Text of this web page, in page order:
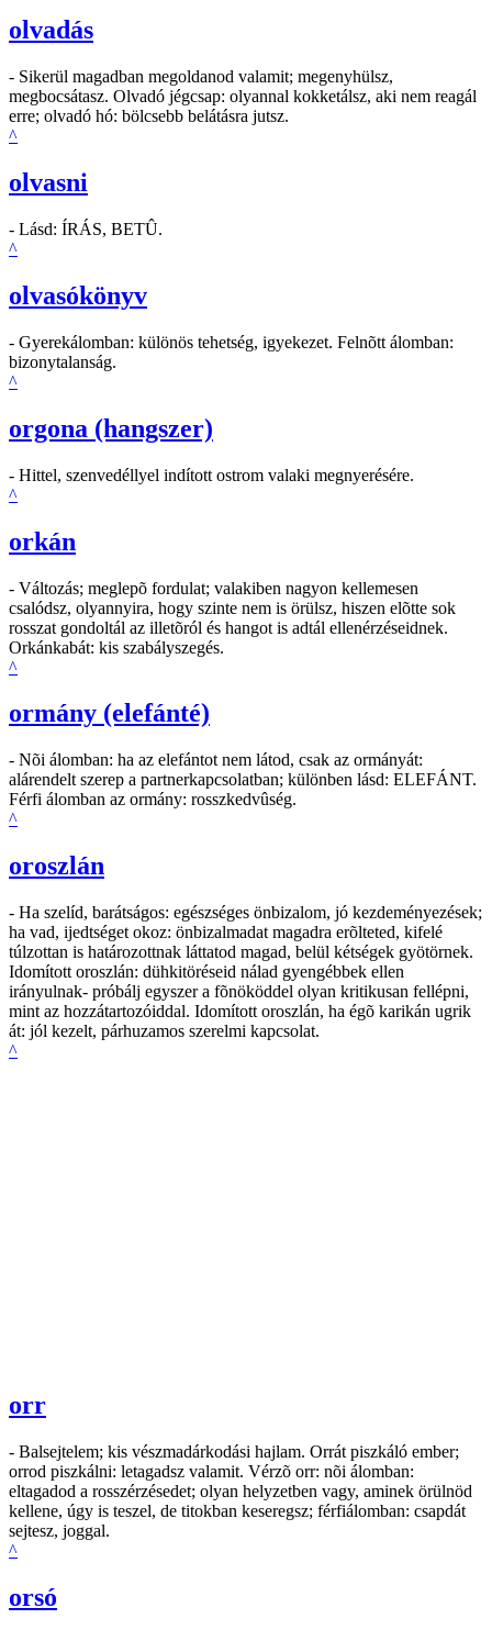
olvadás
- Sikerül magadban megoldanod valamit; megenyhülsz,
megbocsátasz. Olvadó jégcsap: olyannal kokketálsz, aki nem reagál
erre; olvadó hó: bölcsebb belátásra jutsz.
^
olvasni
- Lásd: ÍRÁS, BETÛ.
^
olvasókönyv
- Gyerekálomban: különös tehetség, igyekezet. Felnõtt álomban:
bizonytalanság.
^
orgona (hangszer)
- Hittel, szenvedéllyel indított ostrom valaki megnyerésére.
^
orkán
- Változás; meglepõ fordulat; valakiben nagyon kellemesen
csalódsz, olyannyira, hogy szinte nem is örülsz, hiszen elõtte sok
rosszat gondoltál az illetõról és hangot is adtál ellenérzéseidnek.
Orkánkabát: kis szabályszegés.
^
ormány (elefánté)
- Nõi álomban: ha az elefántot nem látod, csak az ormányát:
alárendelt szerep a partnerkapcsolatban; különben lásd: ELEFÁNT.
Férfi álomban az ormány: rosszkedvûség.
^
oroszlán
- Ha szelíd, barátságos: egészséges önbizalom, jó kezdeményezések;
ha vad, ijedtséget okoz: önbizalmadat magadra erõlteted, kifelé
túlzottan is határozottnak láttatod magad, belül kétségek gyötörnek.
Idomított oroszlán: dühkitöréseid nálad gyengébbek ellen
irányulnak- próbálj egyszer a fõnököddel olyan kritikusan fellépni,
mint az hozzátartozóiddal. Idomított oroszlán, ha égõ karikán ugrik
át: jól kezelt, párhuzamos szerelmi kapcsolat.
^
orr
- Balsejtelem; kis vészmadárkodási hajlam. Orrát piszkáló ember;
orrod piszkálni: letagadsz valamit. Vérzõ orr: nõi álomban:
eltagadod a rosszérzésedet; olyan helyzetben vagy, aminek örülnöd
kellene, úgy is teszel, de titokban keseregsz; férfiálomban: csapdát
sejtesz, joggal.
^
orsó